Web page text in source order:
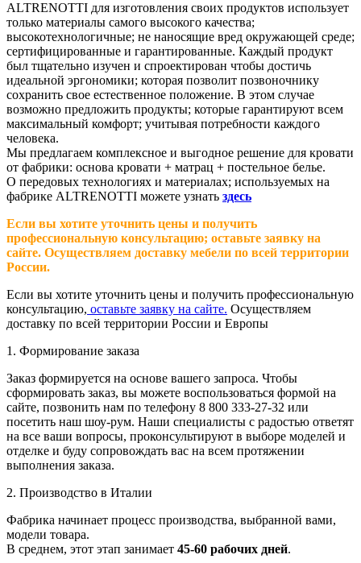
ALTRENOTTI для изготовления своих продуктов использует
только материалы самого высокого качества;
высокотехнологичные; не наносящие вред окружающей среде;
сертифицированные и гарантированные. Каждый продукт
был тщательно изучен и спроектирован чтобы достичь
идеальной эргономики; которая позволит позвоночнику
сохранить свое естественное положение. В этом случае
возможно предложить продукты; которые гарантируют всем
максимальный комфорт; учитывая потребности каждого
человека.
Мы предлагаем комплексное и выгодное решение для кровати
от фабрики: основа кровати + матрац + постельное белье.
О передовых технологиях и материалах; используемых на
фабрике ALTRENOTTI можете узнать здесь
Если вы хотите уточнить цены и получить
профессиональную консультацию; оставьте заявку на
сайте. Осуществляем доставку мебели по всей территории
России.
Если вы хотите уточнить цены и получить профессиональную
консультацию, оставьте заявку на сайте. Осуществляем
доставку по всей территории России и Европы
1. Формирование заказа
Заказ формируется на основе вашего запроса. Чтобы
сформировать заказ, вы можете воспользоваться формой на
сайте, позвонить нам по телефону 8 800 333-27-32 или
посетить наш шоу-рум. Наши специалисты с радостью ответят
на все ваши вопросы, проконсультируют в выборе моделей и
отделке и буду сопровождать вас на всем протяжении
выполнения заказа.
2. Производство в Италии
Фабрика начинает процесс производства, выбранной вами,
модели товара.
В среднем, этот этап занимает 45-60 рабочих дней.